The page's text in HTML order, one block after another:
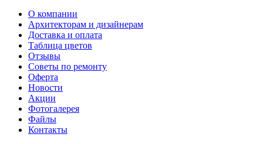
О компании
Архитекторам и дизайнерам
Доставка и оплата
Таблица цветов
Отзывы
Советы по ремонту
Оферта
Новости
Акции
Фотогалерея
Файлы
Контакты